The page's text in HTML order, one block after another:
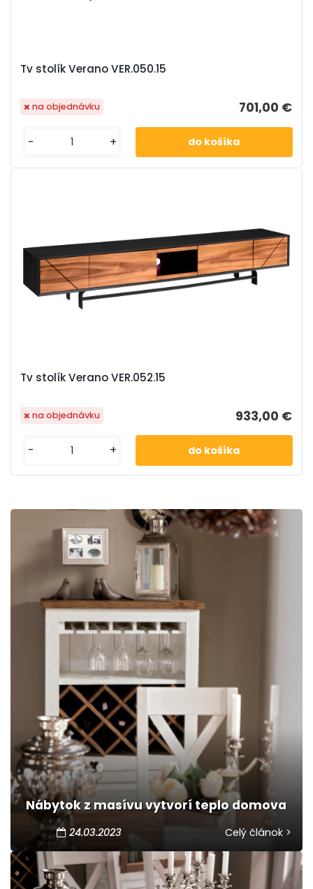
Tv stolík Verano VER.050.15
701,00 €
na objednávku
- +
Tv stolík Verano VER.052.15
933,00 €
na objednávku
- +
Nábytok z masívu vytvorí teplo domova
24.03.2023 Celý článok >